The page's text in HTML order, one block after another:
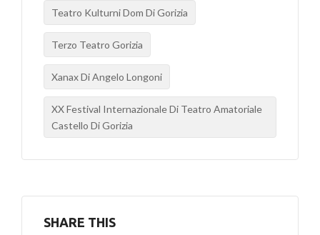
Teatro Kulturni Dom Di Gorizia
Terzo Teatro Gorizia
Xanax Di Angelo Longoni
XX Festival Internazionale Di Teatro Amatoriale
Castello Di Gorizia
SHARE THIS